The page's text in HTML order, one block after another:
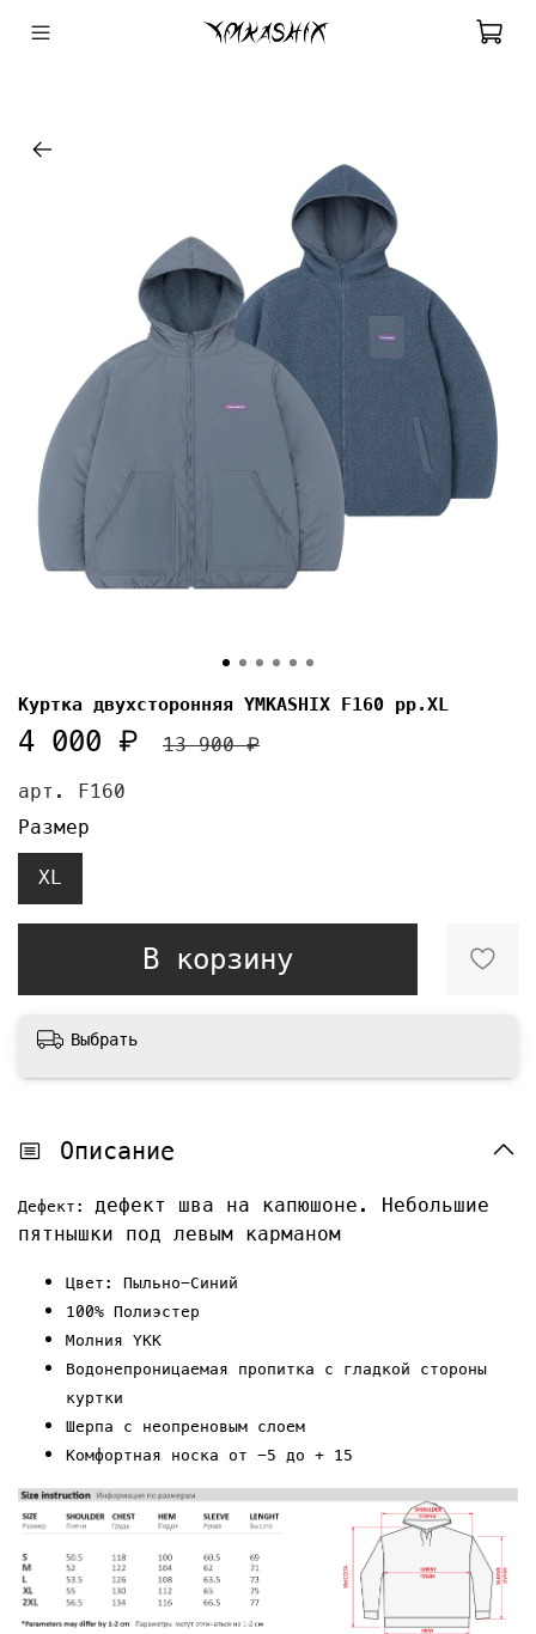
арт. F160
Куртка двухсторонняя YMKASHIX F160 pp.XL
4 000 ₽ 13 900 ₽
В корзину
Размер
XL
Выбрать
Описание
Дефект: дефект шва на капюшоне. Небольшие
пятнышки под левым карманом
Цвет: Пыльно-Синий
100% Полиэстер
Молния YKK
Водонепроницаемая пропитка с гладкой стороны
куртки
Шерпа с неопреновым слоем
Комфортная носка от -5 до + 15